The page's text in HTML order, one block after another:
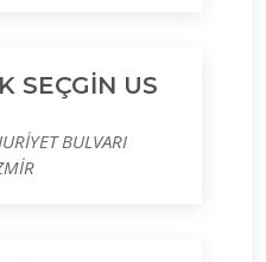
SEÇGİN US
BULVARI